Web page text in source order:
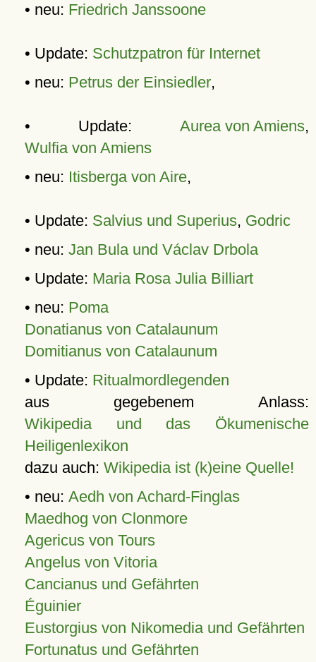
• neu: Friedrich Janssoone
• Update: Schutzpatron für Internet
• neu: Petrus der Einsiedler,
• Update: Aurea von Amiens,
Wulfia von Amiens
• neu: Itisberga von Aire,
• Update: Salvius und Superius, Godric
• neu: Jan Bula und Václav Drbola
• Update: Maria Rosa Julia Billiart
• neu: Poma
Donatianus von Catalaunum
Domitianus von Catalaunum
• Update: Ritualmordlegenden
aus gegebenem Anlass:
Wikipedia und das Ökumenische
Heiligenlexikon
dazu auch: Wikipedia ist (k)eine Quelle!
• neu: Aedh von Achard-Finglas
Maedhog von Clonmore
Agericus von Tours
Angelus von Vitoria
Cancianus und Gefährten
Éguinier
Eustorgius von Nikomedia und Gefährten
Fortunatus und Gefährten